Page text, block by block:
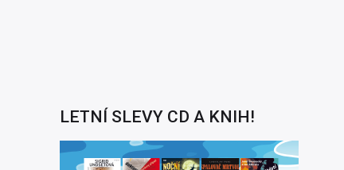
LETNÍ SLEVY CD A KNIH!